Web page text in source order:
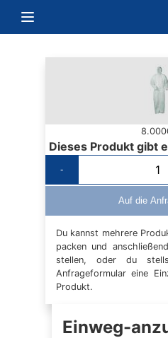
Navigation umschalten
Dieses Produkt gibt
-
Auf die
Du kannst mehrere
packen und
stellen, oder du
Anfrageformular eine
Produkt.
Einweg-